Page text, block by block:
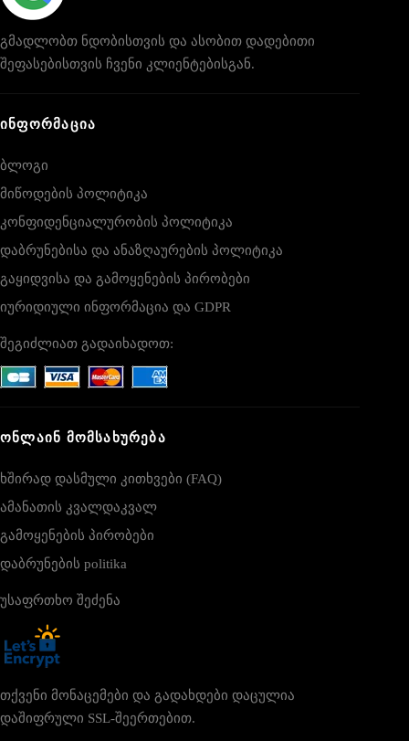
გმადლობთ ნდობისთვის და ასობით დადებითი
შეფასებისთვის ჩვენი კლიენტებისგან.
ᲘᲜᲤᲝᲠᲛᲐᲪᲘᲐ
ბლოგი
მიწოდების პოლიტიკა
კონფიდენციალურობის პოლიტიკა
დაბრუნებისა და ანაზღაურების პოლიტიკა
გაყიდვისა და გამოყენების პირობები
იურიდიული ინფორმაცია და GDPR
შეგიძლიათ გადაიხადოთ:
ᲝᲜᲚᲐᲘᲜ ᲛᲝᲛᲡᲐᲮᲣᲠᲔᲑᲐ
ხშირად დასმული კითხვები (FAQ)
ამანათის კვალდაკვალ
გამოყენების პირობები
დაბრუნების politika
უსაფრთხო შეძენა
თქვენი მონაცემები და გადახდები დაცულია
დაშიფრული SSL-შეერთებით.